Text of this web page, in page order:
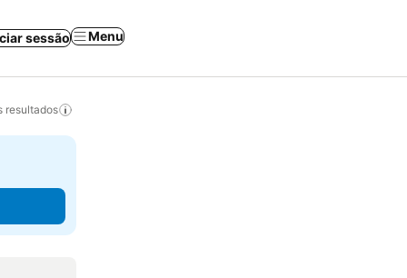
sessão Menu
resultados